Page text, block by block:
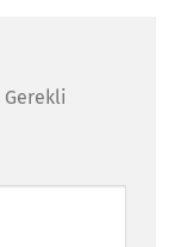
Gerekli